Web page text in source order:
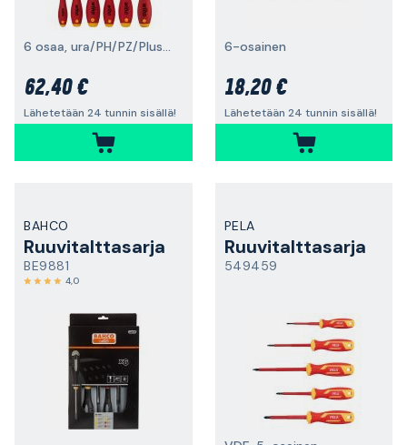
6 osaa, ura/PH/PZ/PlusMinus
62,40 €
Lähetetään 24 tunnin sisällä!
6-osainen
18,20 €
Lähetetään 24 tunnin sisällä!
BAHCO
Ruuvitalttasarja
BE9881
4,0
PELA
Ruuvitalttasarja
549459